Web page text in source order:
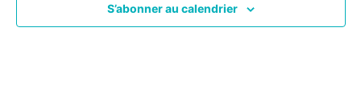
S’abonner au calendrier